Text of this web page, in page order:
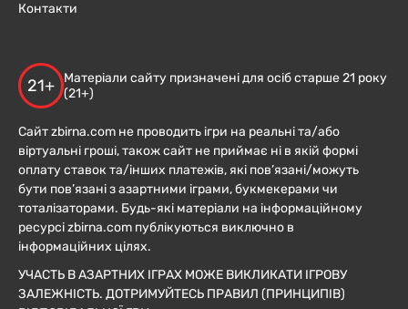
Контакти
21+
Матеріали сайту призначені для осіб старше 21 року
(21+)
Сайт zbirna.com не проводить ігри на реальні та/або
віртуальні гроші, також сайт не приймає ні в якій формі
оплату ставок та/інших платежів, які пов’язані/можуть
бути пов’язані з азартними іграми, букмекерами чи
тоталізаторами. Будь-які матеріали на інформаційному
ресурсі zbirna.com публікуються виключно в
інформаційних цілях.
УЧАСТЬ В АЗАРТНИХ ІГРАХ МОЖЕ ВИКЛИКАТИ ІГРОВУ
ЗАЛЕЖНІСТЬ. ДОТРИМУЙТЕСЬ ПРАВИЛ (ПРИНЦИПІВ)